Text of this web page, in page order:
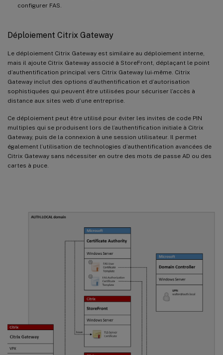
configurer FAS.
Déploiement Citrix Gateway
Le déploiement Citrix Gateway est similaire au déploiement interne,
mais il ajoute Citrix Gateway associé à StoreFront, déplaçant le point
d’authentification principal vers Citrix Gateway lui-même. Citrix
Gateway inclut des options d’authentification et d’autorisation
sophistiquées qui peuvent être utilisées pour sécuriser l’accès à
distance aux sites web d’une entreprise.
Ce déploiement peut être utilisé pour éviter les invites de code PIN
multiples qui se produisent lors de l’authentification initiale à Citrix
Gateway, puis de la connexion à une session utilisateur. Il permet
également l’utilisation de technologies d’authentification avancées de
Citrix Gateway sans nécessiter en outre des mots de passe AD ou des
cartes à puce.